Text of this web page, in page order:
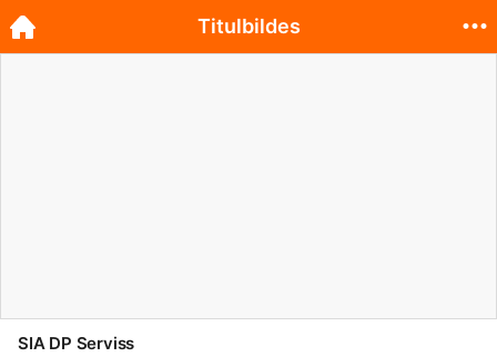
SIA DP Serviss
Titulbildes